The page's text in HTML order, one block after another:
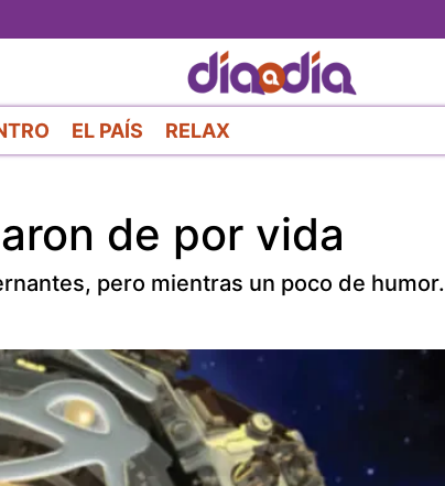
al
contenido
principal
EL PAÍS RELAX
de por vida
pero mientras un poco de humor.